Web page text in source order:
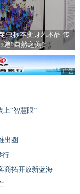
虫标本变身艺术品 传
递“自然之美”
广告
广告
上“智慧眼”
出圈
行
商拓开放新蓝海